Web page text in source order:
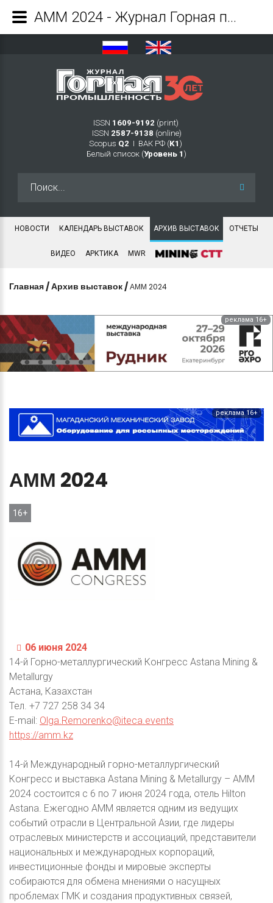
ISSN 1609-9192 (print)
ISSN 2587-9138 (online)
Scopus Q2 Ι ВАК РФ (K1 )
Белый список (Уровень 1 )
НОВОСТИ КАЛЕНДАРЬ ВЫСТАВОК АРХИВ ВЫСТАВОК ОТЧЕТЫ
ВИДЕО АРКТИКА MWR
Главная /Архив выставок /АММ 2024
реклама 16+
реклама 16+
АММ 2024
16+
06 июня 2024
14-й Горно-металлургический Конгресс Astana Mining &
Metallurgy
Астана, Казахстан
Тел. +7 727 258 34 34
E-mail: Olga.Remorenko@iteca.events
https://amm.kz
14-й Международный горно-металлургический
Конгресс и выставка Astana Mining & Metallurgy – АММ
2024 состоится с 6 по 7 июня 2024 года, отель Hilton
Astana. Ежегодно АММ является одним из ведущих
событий отрасли в Центральной Азии, где лидеры
отраслевых министерств и ассоциаций, представители
национальных и международных корпораций,
инвестиционные фонды и мировые эксперты
собираются для обмена мнениями о насущных
проблемах ГМК и создания продуктивных связей,
АММ 2024 - Журнал Горная промышленность